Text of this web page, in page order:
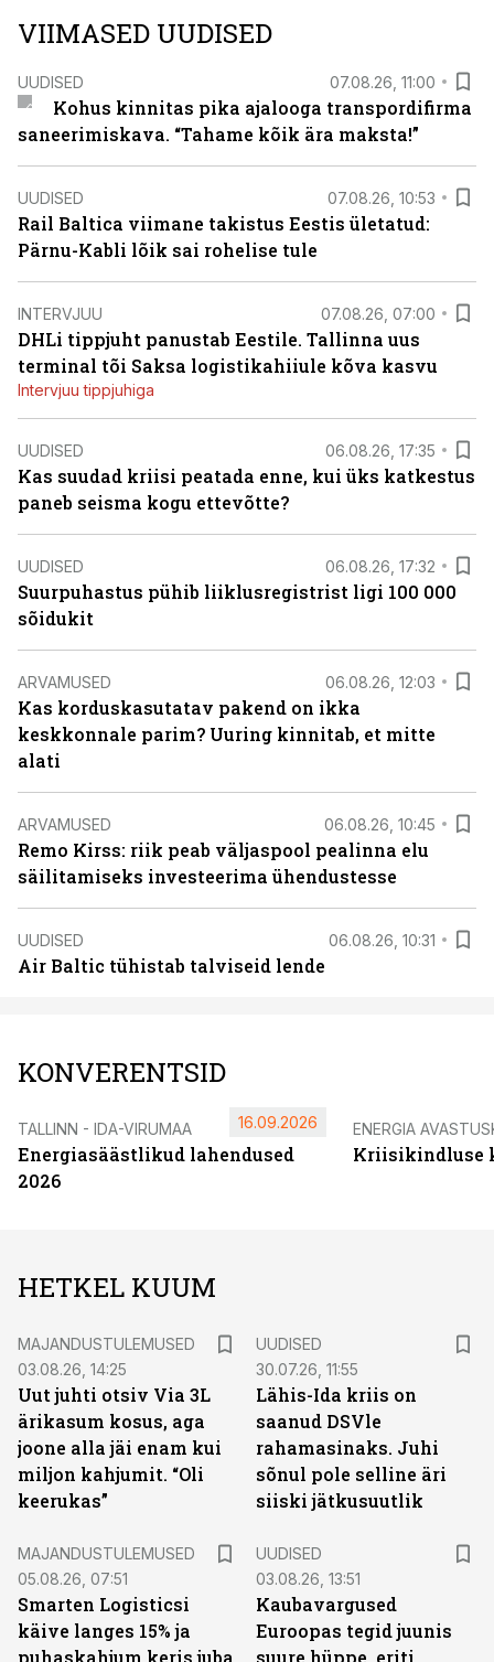
VIIMASED UUDISED
UUDISED 07.08.26, 11:00
Kohus kinnitas pika ajalooga transpordifirma
saneerimiskava. “Tahame kõik ära maksta!”
UUDISED 07.08.26, 10:53
Rail Baltica viimane takistus Eestis ületatud:
Pärnu-Kabli lõik sai rohelise tule
INTERVJUU 07.08.26, 07:00
DHLi tippjuht panustab Eestile. Tallinna uus
terminal tõi Saksa logistikahiiule kõva kasvu
Intervjuu tippjuhiga
UUDISED 06.08.26, 17:35
Kas suudad kriisi peatada enne, kui üks katkestus
paneb seisma kogu ettevõtte?
UUDISED 06.08.26, 17:32
Suurpuhastus pühib liiklusregistrist ligi 100 000
sõidukit
ARVAMUSED 06.08.26, 12:03
Kas korduskasutatav pakend on ikka
keskkonnale parim? Uuring kinnitab, et mitte
alati
ARVAMUSED 06.08.26, 10:45
Remo Kirss: riik peab väljaspool pealinna elu
säilitamiseks investeerima ühendustesse
UUDISED 06.08.26, 10:31
Air Baltic tühistab talviseid lende
KONVERENTSID
TALLINN - IDA-VIRUMAA
Energiasäästlikud lahendused
2026
16.09.2026 ENERGIA
Kriisikindluse
HETKEL KUUM
MAJANDUSTULEMUSED
03.08.26, 14:25
Uut juhti otsiv Via 3L
ärikasum kosus, aga
joone alla jäi enam kui
miljon kahjumit. “Oli
keerukas”
UUDISED
30.07.26, 11:55
Lähis-Ida kriis on
saanud DSVle
rahamasinaks. Juhi
sõnul pole selline äri
siiski jätkusuutlik
MAJANDUSTULEMUSED
05.08.26, 07:51
Smarten Logisticsi
käive langes 15% ja
puhaskahjum keris juba
UUDISED
03.08.26, 13:51
Kaubavargused
Euroopas tegid juunis
suure hüppe, eriti